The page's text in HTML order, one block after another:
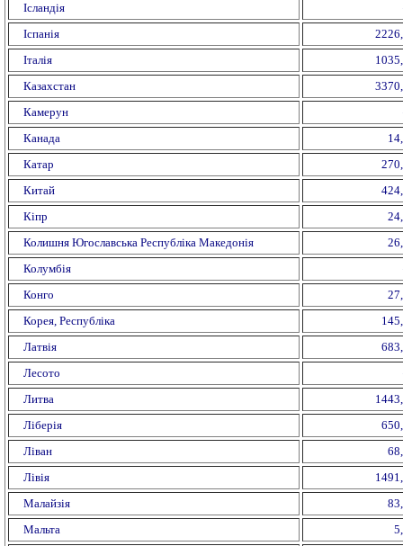
Ісландія
Іспанія
Італія
Казахстан
Камерун
Канада
Катар
Китай
Кіпр
Колишня Югославська Республіка Македонія
Колумбія
Конго
Корея, Республіка
Латвія
Лесото
Литва
Ліберія
Ліван
Лівія
Малайзія
Мальта